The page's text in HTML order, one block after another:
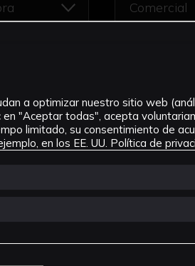
a optimizar nuestro sitio web
en "Aceptar todas", acepta
limitado, su consentimiento de
en los EE. UU. Política de